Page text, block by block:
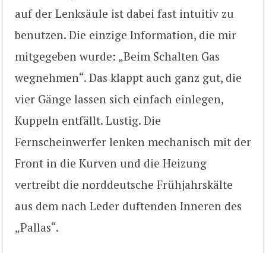
auf der Lenksäule ist dabei fast intuitiv zu
benutzen. Die einzige Information, die mir
mitgegeben wurde: „Beim Schalten Gas
wegnehmen“. Das klappt auch ganz gut, die
vier Gänge lassen sich einfach einlegen,
Kuppeln entfällt. Lustig. Die
Fernscheinwerfer lenken mechanisch mit der
Front in die Kurven und die Heizung
vertreibt die norddeutsche Frühjahrskälte
aus dem nach Leder duftenden Inneren des
„Pallas“.